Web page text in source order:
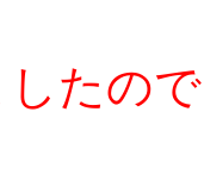
たの